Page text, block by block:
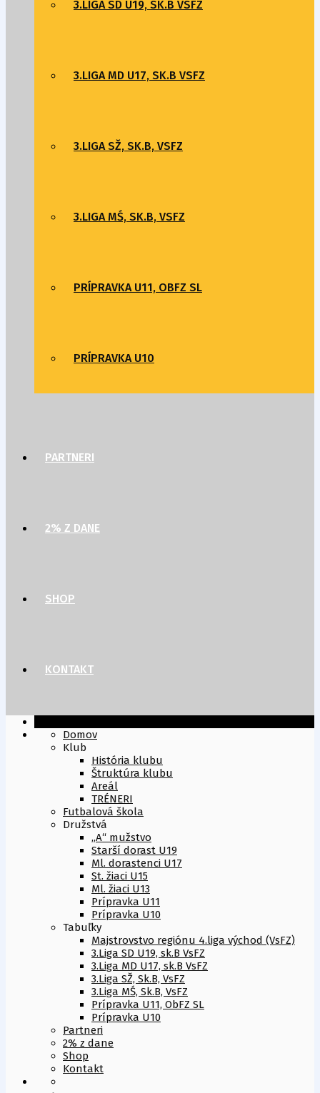
3.LIGA SD U19, SK.B VSFZ
3.LIGA MD U17, SK.B VSFZ
3.LIGA SŽ, SK.B, VSFZ
3.LIGA MŚ, SK.B, VSFZ
PRÍPRAVKA U11, OBFZ SL
PRÍPRAVKA U10
PARTNERI
2% Z DANE
SHOP
KONTAKT
Domov
Klub
História klubu
Štruktúra klubu
Areál
TRÉNERI
Futbalová škola
Družstvá
„A“ mužstvo
Starší dorast U19
Ml. dorastenci U17
St. žiaci U15
Ml. žiaci U13
Prípravka U11
Prípravka U10
Tabuľky
Majstrovstvo regiónu 4.liga východ (VsFZ)
3.Liga SD U19, sk.B VsFZ
3.Liga MD U17, sk.B VsFZ
3.Liga SŽ, Sk.B, VsFZ
3.Liga MŚ, Sk.B, VsFZ
Prípravka U11, ObFZ SL
Prípravka U10
Partneri
2% z dane
Shop
Kontakt